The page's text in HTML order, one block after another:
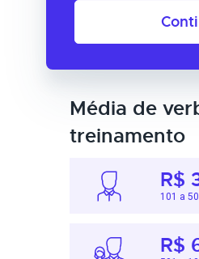
Média de
treinamento
R$
101 a
R$